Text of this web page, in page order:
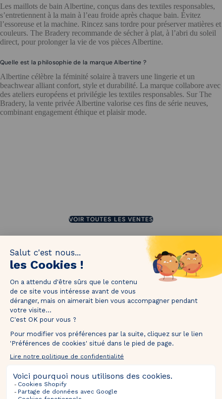
Les maillots de bain Albertine, conçus dans des textiles responsables,
s’entretiennent à la main à l’eau froide après chaque bain. Évitez
l’essoreuse et la machine. Rincez sans tordre pour préserver matières et
couleurs. The Bradery recommande de sécher à plat, à l’abri du soleil
direct, pour prolonger la vie de vos pièces Albertine.
Quelle est la philosophie de la marque Albertine ?
Albertine célèbre la féminité solaire à travers une lingerie et un
beachwear alliant confort, style et durabilité. La marque collabore avec
des ateliers européens et privilégie les textiles responsables. Sur The
Bradery, la vente privée Albertine valorise ces fins de série neuves,
combinant engagement éthique et plaisir mode.
VOIR TOUTES LES VENTES
1M de followers !
belles pièces !